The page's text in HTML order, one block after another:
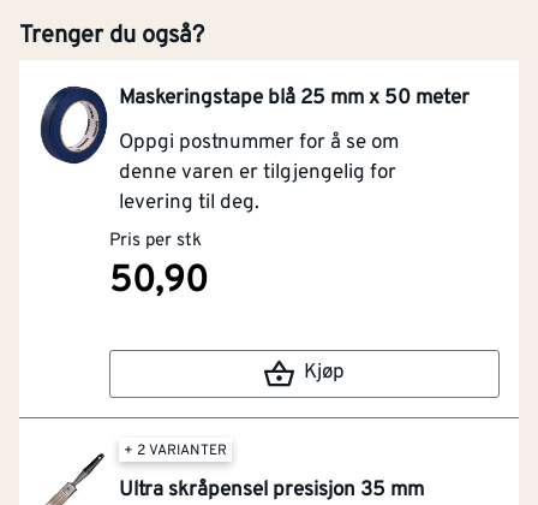
Trenger du også?
Maskeringstape blå 25 mm x 50 meter
Oppgi postnummer for å se om
denne varen er tilgjengelig for
levering til deg.
Pris per stk
50,90
Kjøp
+ 2 VARIANTER
Ultra skråpensel presisjon 35 mm